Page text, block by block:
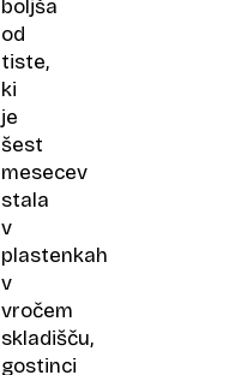
boljša
od
tiste,
ki
je
šest
mesecev
stala
v
plastenkah
v
vročem
skladišču,
gostinci